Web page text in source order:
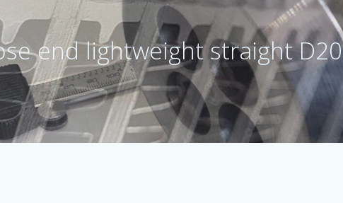
end lightweight straight D20